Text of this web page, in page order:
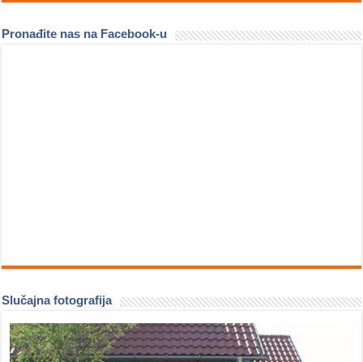
Pronađite nas na Facebook-u
Slučajna fotografija